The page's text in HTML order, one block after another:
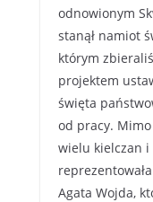
odnowionym
stanął namiot
którym
projektem
święta
od pracy.
wielu kielczan i
Agata Wojda,